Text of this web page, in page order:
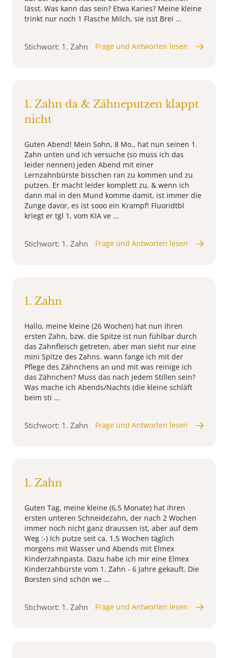
lässt. Was kann das sein? Etwa Karies? Meine kleine
trinkt nur noch 1 Flasche Milch, sie isst Brei ...
Stichwort: 1. Zahn Frage und Antworten lesen
1. Zahn da & Zähneputzen klappt
nicht
Guten Abend! Mein Sohn, 8 Mo., hat nun seinen 1.
Zahn unten und ich versuche (so muss ich das
leider nennen) jeden Abend mit einer
Lernzahnbürste bisschen ran zu kommen und zu
putzen. Er macht leider komplett zu, & wenn ich
dann mal in den Mund komme damit, ist immer die
Zunge davor, es ist sooo ein Krampf! Fluoridtbl
kriegt er tgl 1, vom KIA ve ...
Stichwort: 1. Zahn Frage und Antworten lesen
1. Zahn
Hallo, meine kleine (26 Wochen) hat nun ihren
ersten Zahn, bzw. die Spitze ist nun fühlbar durch
das Zahnfleisch getreten, aber man sieht nur eine
mini Spitze des Zahns. wann fange ich mit der
Pflege des Zähnchens an und mit was reinige ich
das Zähnchen? Muss das nach jedem Stillen sein?
Was mache ich Abends/Nachts (die kleine schläft
beim sti ...
Stichwort: 1. Zahn Frage und Antworten lesen
1. Zahn
Guten Tag, meine kleine (6,5 Monate) hat ihren
ersten unteren Schneidezahn, der nach 2 Wochen
immer noch nicht ganz draussen ist, aber auf dem
Weg :-) Ich putze seit ca. 1,5 Wochen täglich
morgens mit Wasser und Abends mit Elmex
Kinderzahnpasta. Dazu habe ich mir eine Elmex
Kinderzahbürste vom 1. Zahn - 6 Jahre gekauft. Die
Borsten sind schön we ...
Stichwort: 1. Zahn Frage und Antworten lesen